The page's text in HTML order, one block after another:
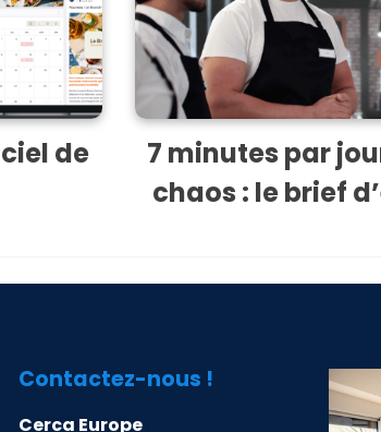
de
7 minutes par
chaos : le brief
Contactez-nous !
Cerca Europe